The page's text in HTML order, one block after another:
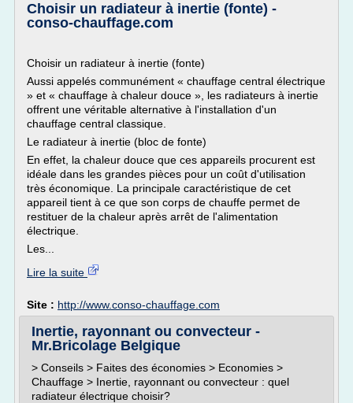
Choisir un radiateur à inertie (fonte) -
conso-chauffage.com
Choisir un radiateur à inertie (fonte)
Aussi appelés communément « chauffage central électrique
» et « chauffage à chaleur douce », les radiateurs à inertie
offrent une véritable alternative à l'installation d'un
chauffage central classique.
Le radiateur à inertie (bloc de fonte)
En effet, la chaleur douce que ces appareils procurent est
idéale dans les grandes pièces pour un coût d'utilisation
très économique. La principale caractéristique de cet
appareil tient à ce que son corps de chauffe permet de
restituer de la chaleur après arrêt de l'alimentation
électrique.
Les...
Lire la suite
Site : http://www.conso-chauffage.com
Inertie, rayonnant ou convecteur -
Mr.Bricolage Belgique
> Conseils > Faites des économies > Economies >
Chauffage > Inertie, rayonnant ou convecteur : quel
radiateur électrique choisir?